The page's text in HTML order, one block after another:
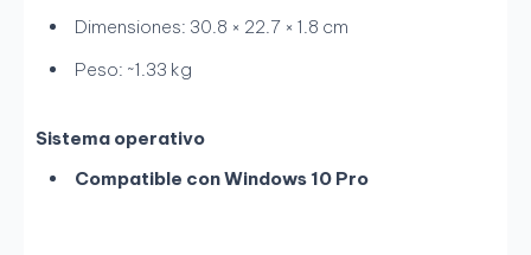
Dimensiones: 30.8 × 22.7 × 1.8 cm
Peso: ~1.33 kg
Sistema operativo
Compatible con Windows 10 Pro